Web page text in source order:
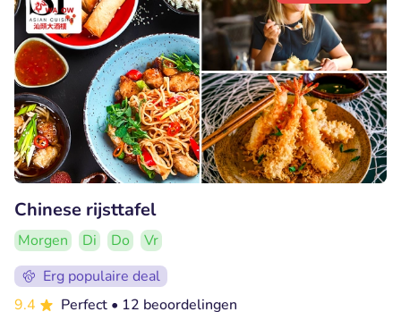
Chinese rijsttafel
Morgen Di Do
Vr
Erg populaire deal
9.4
Perfect • 12 beoordelingen